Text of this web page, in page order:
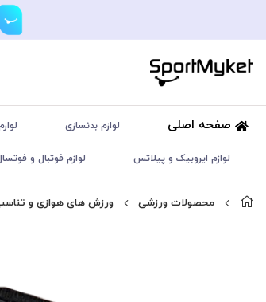
صفحه اصلی لوازم بدنسازی
لوازم ایروبیک و پیلاتس لوازم فوتبال و
محصولات ورزشی ورزش های هوازی و